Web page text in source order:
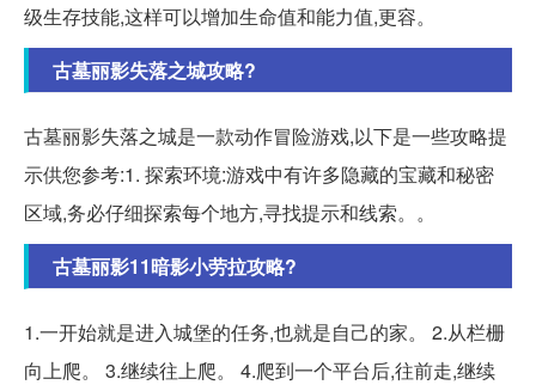
级生存技能,这样可以增加生命值和能力值,更容。
古墓丽影失落之城攻略?
古墓丽影失落之城是一款动作冒险游戏,以下是一些攻略提
示供您参考:1. 探索环境:游戏中有许多隐藏的宝藏和秘密
区域,务必仔细探索每个地方,寻找提示和线索。。
古墓丽影11暗影小劳拉攻略?
1.一开始就是进入城堡的任务,也就是自己的家。 2.从栏栅
向上爬。 3.继续往上爬。 4.爬到一个平台后,往前走,继续